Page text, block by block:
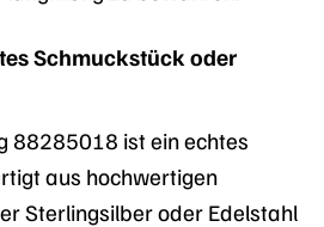
Schmuckstück oder
88285018 ist ein echtes
aus hochwertigen
Sterlingsilber oder Edelstahl